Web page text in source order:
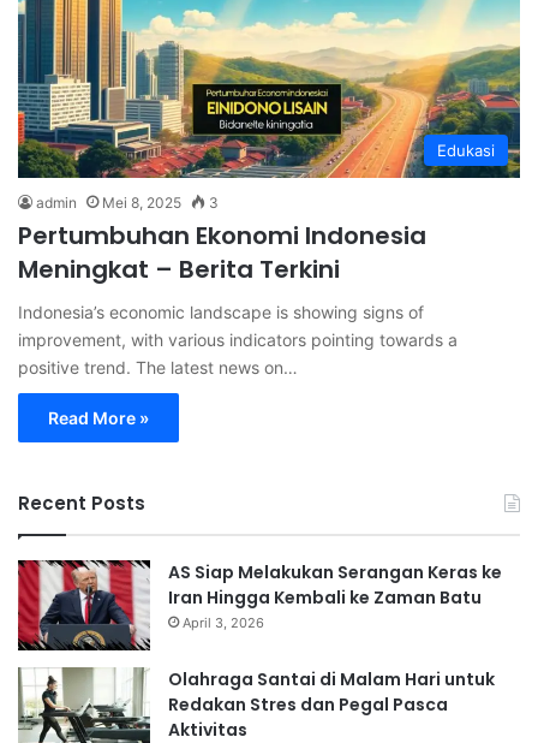
Edukasi
admin Mei 8, 2025 3
Pertumbuhan Ekonomi Indonesia
Meningkat – Berita Terkini
Indonesia’s economic landscape is showing signs of
improvement, with various indicators pointing towards a
positive trend. The latest news on…
Read More »
Recent Posts
AS Siap Melakukan Serangan Keras ke
Iran Hingga Kembali ke Zaman Batu
April 3, 2026
Olahraga Santai di Malam Hari untuk
Redakan Stres dan Pegal Pasca
Aktivitas